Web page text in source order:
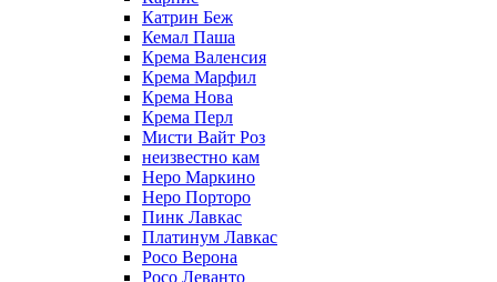
Катрин Беж
Кемал Паша
Крема Валенсия
Крема Марфил
Крема Нова
Крема Перл
Мисти Вайт Роз
неизвестно кам
Неро Маркино
Неро Порторо
Пинк Лавкаc
Платинум Лавкас
Росо Верона
Росо Леванто